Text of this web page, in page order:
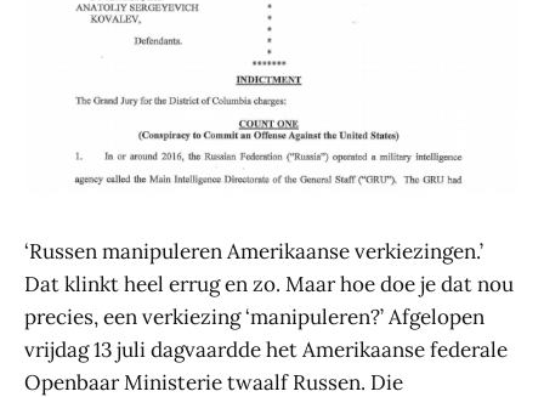
‘Russen manipuleren Amerikaanse verkiezingen.’
Dat klinkt heel errug en zo. Maar hoe doe je dat nou
precies, een verkiezing ‘manipuleren?’ Afgelopen
vrijdag 13 juli dagvaardde het Amerikaanse federale
Openbaar Ministerie twaalf Russen. Die